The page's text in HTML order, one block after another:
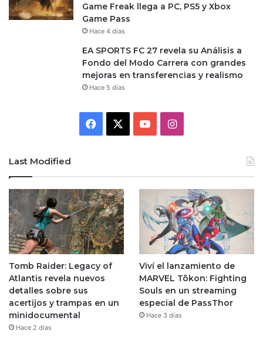
Game Freak llega a PC, PS5 y Xbox
Game Pass
Hace 4 días
EA SPORTS FC 27 revela su Análisis a
Fondo del Modo Carrera con grandes
mejoras en transferencias y realismo
Hace 5 días
Facebook YouTubeInstagram
Last Modified
Tomb Raider: Legacy of
Atlantis revela nuevos
detalles sobre sus
acertijos y trampas en un
minidocumental
Hace 2 días
Viví el lanzamiento de
MARVEL Tōkon: Fighting
Souls en un streaming
especial de PassThor
Hace 3 días